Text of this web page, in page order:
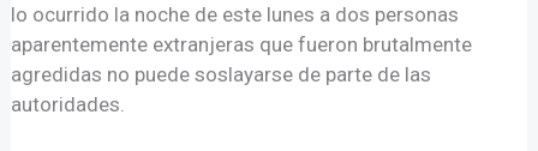
lo ocurrido la noche de este lunes a dos personas
aparentemente extranjeras que fueron brutalmente
agredidas no puede soslayarse de parte de las
autoridades.